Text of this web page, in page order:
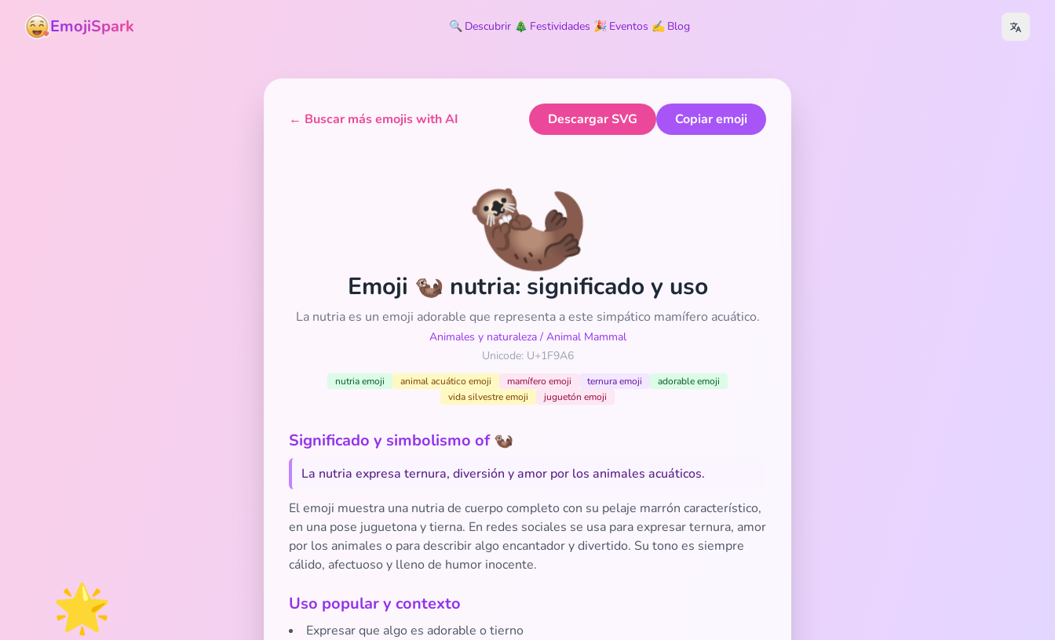
🌟
EmojiSpark 🔍 Descubrir 🎄 Festividades 🎉 Eventos ✍️ Blog
← Buscar más emojis with AI Descargar SVG Copiar emoji
🦦
Emoji 🦦 nutria: significado y uso
La nutria es un emoji adorable que representa a este simpático mamífero acuático.
Animales y naturaleza/ Animal Mammal
Unicode: U+1F9A6
nutria emoji animal acuático emoji mamífero emoji ternura emoji
adorable emoji
vida silvestre emoji
juguetón emoji
Significado y simbolismo of 🦦
La nutria expresa ternura, diversión y amor por los animales acuáticos.
El emoji muestra una nutria de cuerpo completo con su pelaje marrón característico,
en una pose juguetona y tierna. En redes sociales se usa para expresar ternura, amor
por los animales o para describir algo encantador y divertido. Su tono es siempre
cálido, afectuoso y lleno de humor inocente.
Uso popular y contexto
Expresar que algo es adorable o tierno